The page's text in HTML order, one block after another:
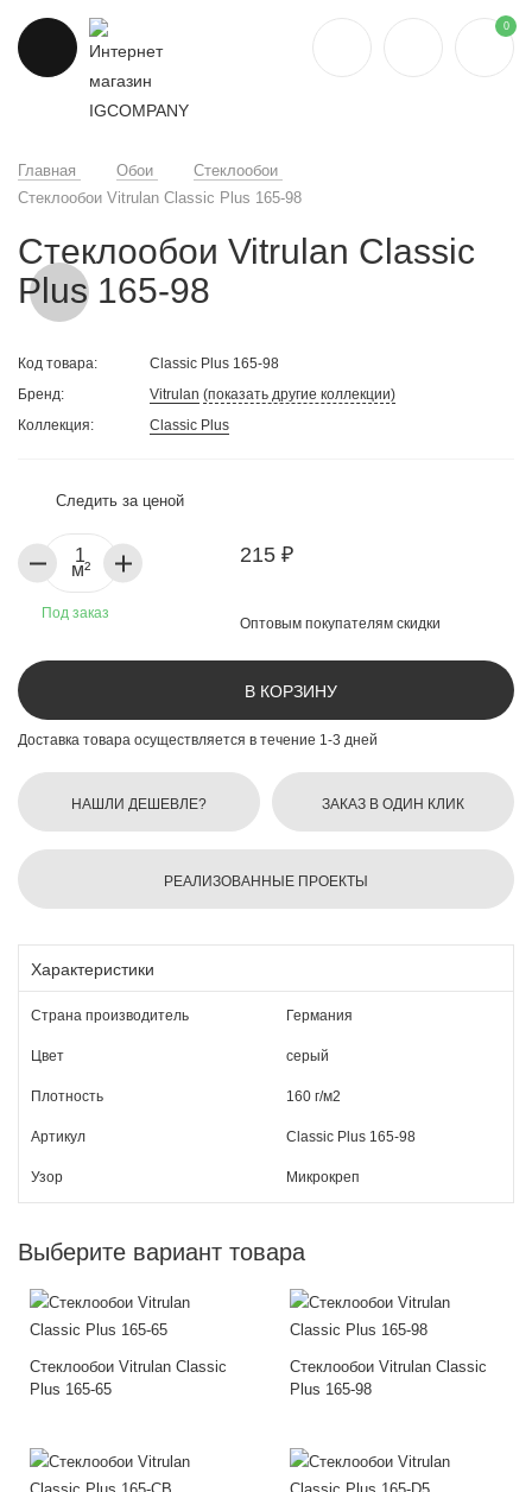
0
Главная Обои
Стеклообои
Стеклообои Vitrulan Classic Plus 165-98
Стеклообои Vitrulan Classic
Plus 165-98
Код товара:
Classic Plus 165-98
Бренд:
Vitrulan (показать другие коллекции)
Коллекция:
Classic Plus
Следить за ценой
215 ₽
Оптовым покупателям скидки
м²
Под заказ
В КОРЗИНУ
Доставка товара осуществляется в течение 1-3 дней
НАШЛИ ДЕШЕВЛЕ? ЗАКАЗ В ОДИН КЛИК
РЕАЛИЗОВАННЫЕ ПРОЕКТЫ
Характеристики
Страна производитель Германия
Цвет серый
Плотность 160 г/м2
Артикул Classic Plus 165-98
Узор Микрокреп
Выберите вариант товара
Стеклообои Vitrulan Classic
Plus 165-65
Стеклообои Vitrulan Classic
Plus 165-98